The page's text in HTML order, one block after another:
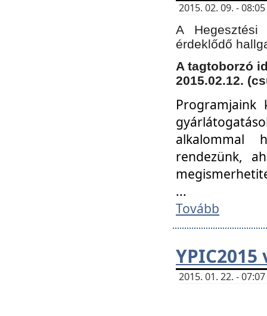
2015. 02. 09. -
A
érdeklődő
A tagtoborzó
2015.02.12.
Programjaink
alkalommal
rendezünk,
...
Tovább
YPIC2015
2015. 01. 22. -